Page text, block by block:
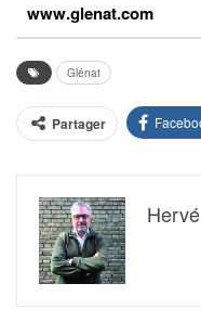
www.glenat.com
Glénat
Partager